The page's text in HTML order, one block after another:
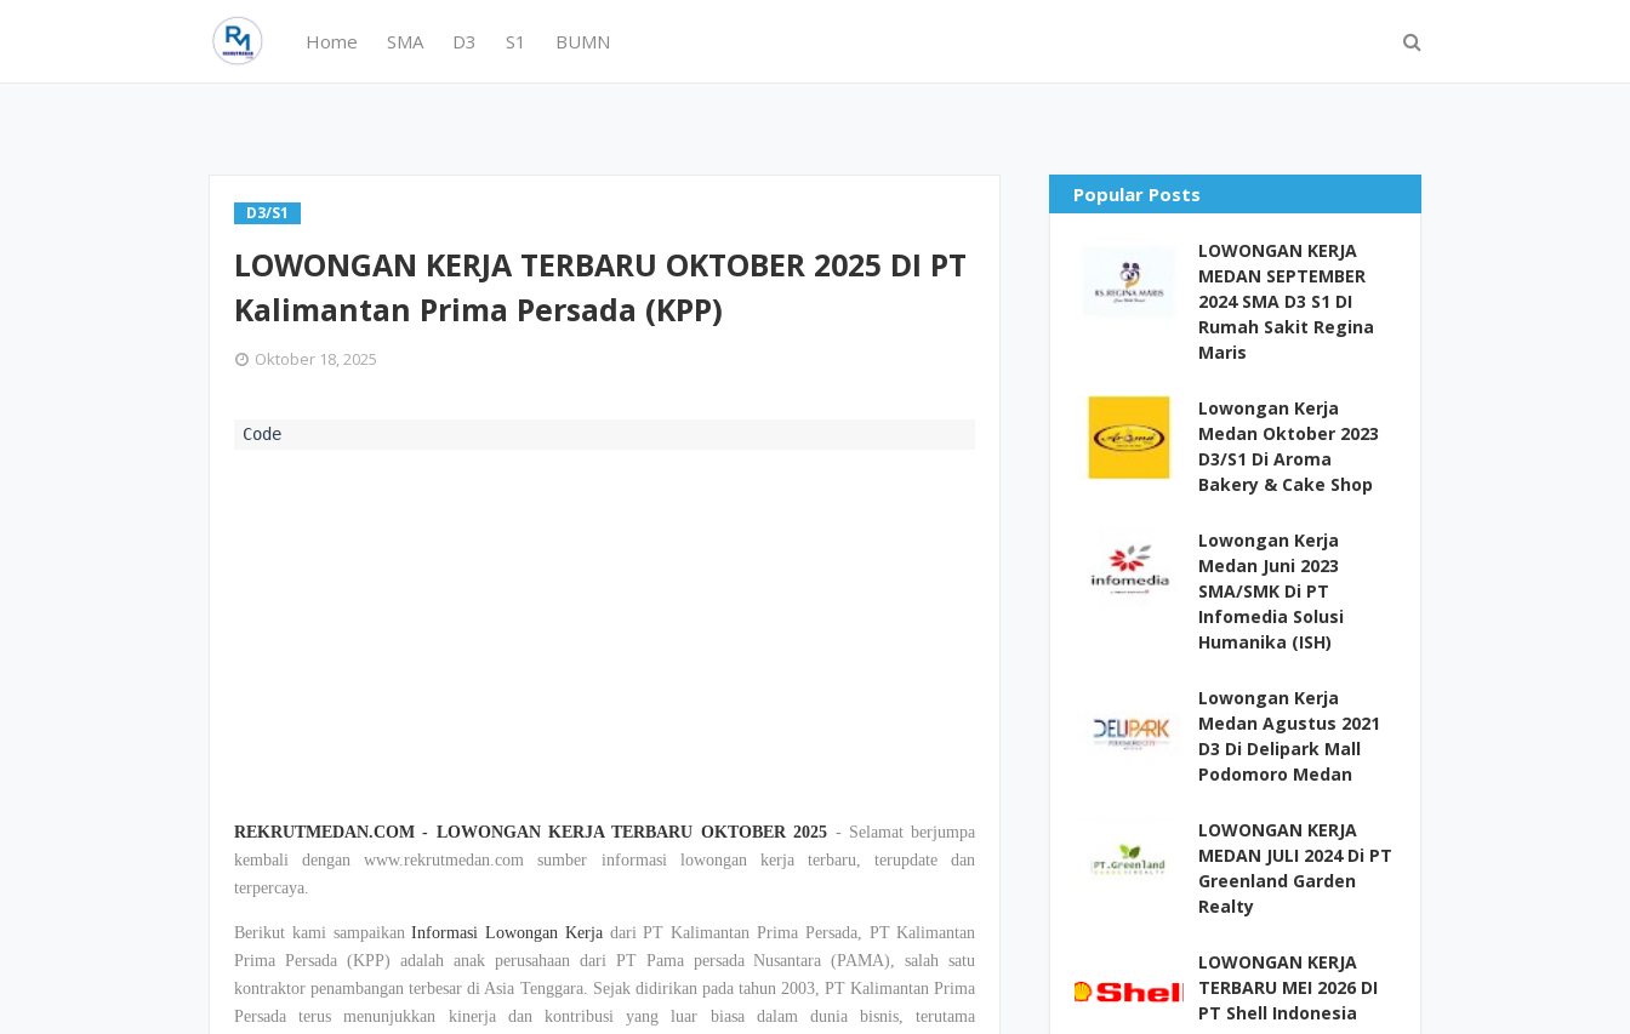
Home SMA D3 S1 BUMN
D3/S1
LOWONGAN KERJA TERBARU OKTOBER 2025 DI PT
Kalimantan Prima Persada (KPP)
Oktober 18, 2025
REKRUTMEDAN.COM - LOWONGAN KERJA TERBARU OKTOBER 2025 - Selamat berjumpa
kembali dengan www.rekrutmedan.com sumber informasi lowongan kerja terbaru, terupdate dan
terpercaya.
Berikut kami sampaikanInformasi Lowongan Kerjadari PT Kalimantan Prima Persada, PT Kalimantan
Prima Persada (KPP) adalah anak perusahaan dari PT Pama persada Nusantara (PAMA), salah satu
kontraktor penambangan terbesar di Asia Tenggara. Sejak didirikan pada tahun 2003, PT Kalimantan Prima
Persada terus menunjukkan kinerja dan kontribusi yang luar biasa dalam dunia bisnis, terutama
Popular Posts
LOWONGAN KERJA
MEDAN SEPTEMBER
2024 SMA D3 S1 DI
Rumah Sakit Regina
Maris
Lowongan Kerja
Medan Oktober 2023
D3/S1 Di Aroma
Bakery & Cake Shop
Lowongan Kerja
Medan Juni 2023
SMA/SMK Di PT
Infomedia Solusi
Humanika (ISH)
Lowongan Kerja
Medan Agustus 2021
D3 Di Delipark Mall
Podomoro Medan
LOWONGAN KERJA
MEDAN JULI 2024 Di PT
Greenland Garden
Realty
LOWONGAN KERJA
TERBARU MEI 2026 DI
PT Shell Indonesia